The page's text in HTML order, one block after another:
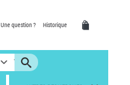
Une question ? Historique